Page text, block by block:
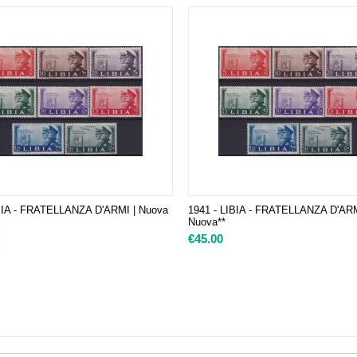
- FRATELLANZA D'ARMI | Nuova
1941 - LIBIA - FRATELLANZA
Nuova**
€45.00